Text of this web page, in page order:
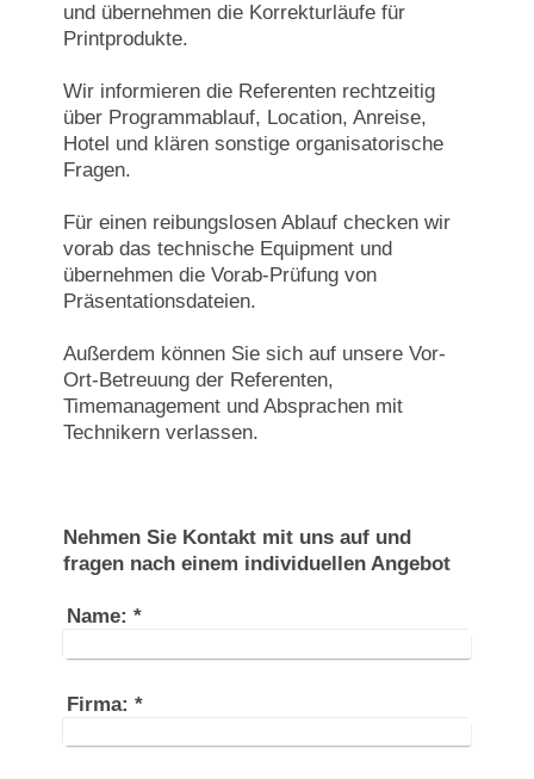
und übernehmen die Korrekturläufe für
Printprodukte.
Wir informieren die Referenten rechtzeitig
über Programmablauf, Location, Anreise,
Hotel und klären sonstige organisatorische
Fragen.
Für einen reibungslosen Ablauf checken wir
vorab das technische Equipment und
übernehmen die Vorab-Prüfung von
Präsentationsdateien.
Außerdem können Sie sich auf unsere Vor-
Ort-Betreuung der Referenten,
Timemanagement und Absprachen mit
Technikern verlassen.
Nehmen Sie Kontakt mit uns auf und
fragen nach einem individuellen Angebot
Name: *
Firma: *